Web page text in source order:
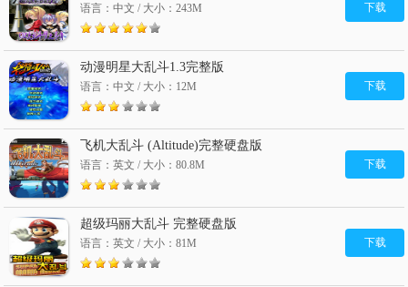
语言：中文 / 大小：243M 下载
动漫明星大乱斗1.3完整版
语言：中文 / 大小：12M 下载
飞机大乱斗 (Altitude)完整硬盘版
语言：英文 / 大小：80.8M 下载
超级玛丽大乱斗 完整硬盘版
语言：英文 / 大小：81M 下载